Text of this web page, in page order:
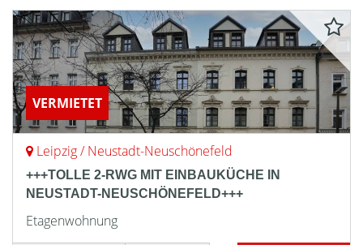
VERMIETET
Leipzig / Neustadt-Neuschönefeld
+++TOLLE 2-RWG MIT EINBAUKÜCHE IN
NEUSTADT-NEUSCHÖNEFELD+++
Etagenwohnung